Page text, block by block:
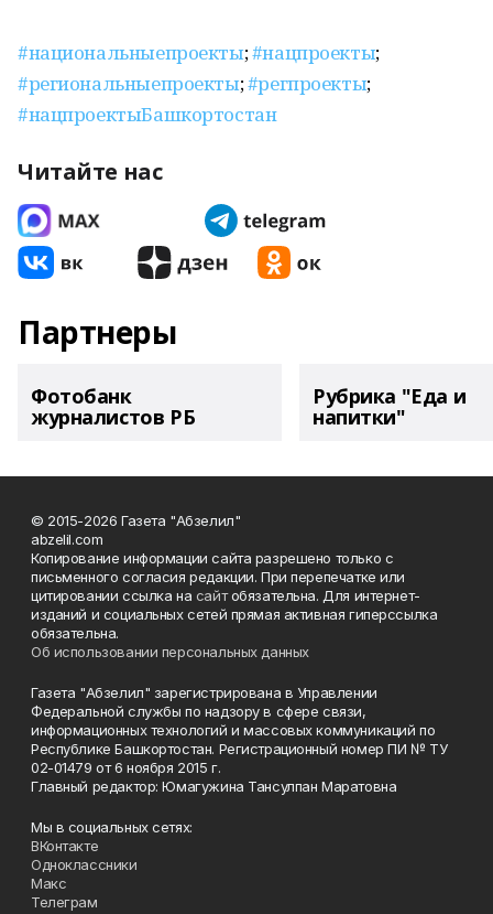
#национальныепроекты;#нацпроекты;
#региональныепроекты;#регпроекты;
#нацпроектыБашкортостан
Читайте нас
Партнеры
Фотобанк
журналистов РБ
Рубрика "Еда и
напитки"
© 2015-2026 Газета "Абзелил"
abzelil.com
Копирование информации сайта разрешено только с
письменного согласия редакции. При перепечатке или
цитировании ссылка на сайтобязательна. Для интернет-
изданий и социальных сетей прямая активная гиперссылка
обязательна.
Об использовании персональных данных
Газета "Абзелил" зарегистрирована в Управлении
Федеральной службы по надзору в сфере связи,
информационных технологий и массовых коммуникаций по
Республике Башкортостан. Регистрационный номер ПИ № ТУ
02-01479 от 6 ноября 2015 г.
Главный редактор: Юмагужина Тансулпан Маратовна
Мы в социальных сетях:
ВКонтакте
Одноклассники
Макс
Телеграм